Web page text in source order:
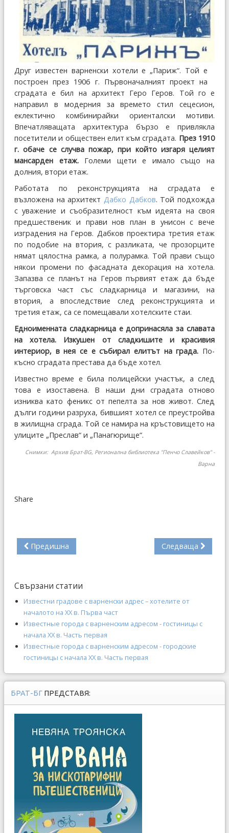
Друг известен варненски хотели е „Париж“. Той е
построен през 1906 г. Първоначалният проект на
сградата е бил на архитект Геро Геров. Той го е
направил в модерния за времето стил сецесион,
еклектично комбинирайки ориенталски мотиви.
Впечатляващата архитектура бързо е привлякла
посетители и обществен елит към сградата. През 1910
г. обаче се случва пожар, при който изгаря целият
мансарден етаж.Големи щети е имало също на
долния, втори етаж.
Работата по реконструкцията на сградата е
възложена на архитект Дабко Дабков. Той подхожда
с уважение и съобразителност към идеята на своя
предшественик и прави нов план в унисон с вече
изградения на Геров. Дабков проектира третия етаж
по подобие на втория, с разликата, че прозорците
нямат цялостна рамка, а полурамка. Той прави също
някои промени по фасадната декорация на хотела.
Запазва се планът на Геров първият етаж да бъде
търговска част със сладкарница и магазини, на
втория, а впоследствие след реконструкцията и
третия етаж, са се помещавали хотелските стаи.
Едноименната сладкарница е допринасяла за славата
на хотела. Изкушен от сладкишите и красивия
интериор, в нея се е събирал елитът на града. По-
късно сградата престава да бъде хотел.
Известно време е била полицейски участък, а след
това е изоставена. В наши дни сградата отново
изниква като феникс от пепелта за нов живот. След
дълги години разруха, бившият хотел се преустройва
в жилищна сграда. Той се намира на кръстовището на
улиците „Преслав“ и „Панагюрище“.
Снимки: Архив Брат-BG, Регионална библиотека "Пенчо Славейков" -
Варна
Share
Предишна Следваща
Свързани статии
Известни градове с варненски адрес – хотелите от
началото на ХХ в. Първа част
Известные города с варненским адресом - гостиницы с
начала ХХ в. Часть первая
Известные города с варненским адресом - городские
гостиницы с начала ХХ в. Часть первая
БРАТ-БГ ПРЕДСТАВЯ: